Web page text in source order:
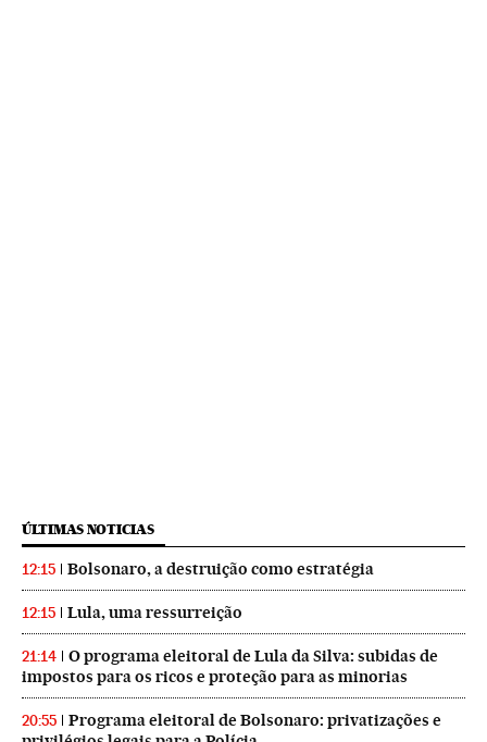
ÚLTIMAS NOTICIAS
12:15 Bolsonaro, a destruição como estratégia
12:15 Lula, uma ressurreição
21:14
O programa eleitoral de Lula da Silva: subidas de
impostos para os ricos e proteção para as minorias
20:55
Programa eleitoral de Bolsonaro: privatizações e